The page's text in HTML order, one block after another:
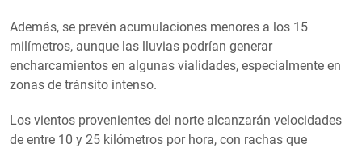
Además, se prevén acumulaciones menores a los 15
milímetros, aunque las lluvias podrían generar
encharcamientos en algunas vialidades, especialmente en
zonas de tránsito intenso.
Los vientos provenientes del norte alcanzarán velocidades
de entre 10 y 25 kilómetros por hora, con rachas que